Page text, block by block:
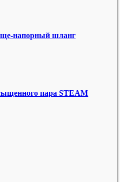
напорный шланг
пара STEAM